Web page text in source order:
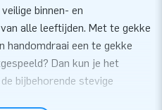
binnen- en
alle leeftijden. Met te gekke
handomdraai een te gekke
Dan kun je het
bijbehorende stevige